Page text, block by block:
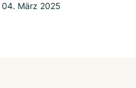
04. März 2025